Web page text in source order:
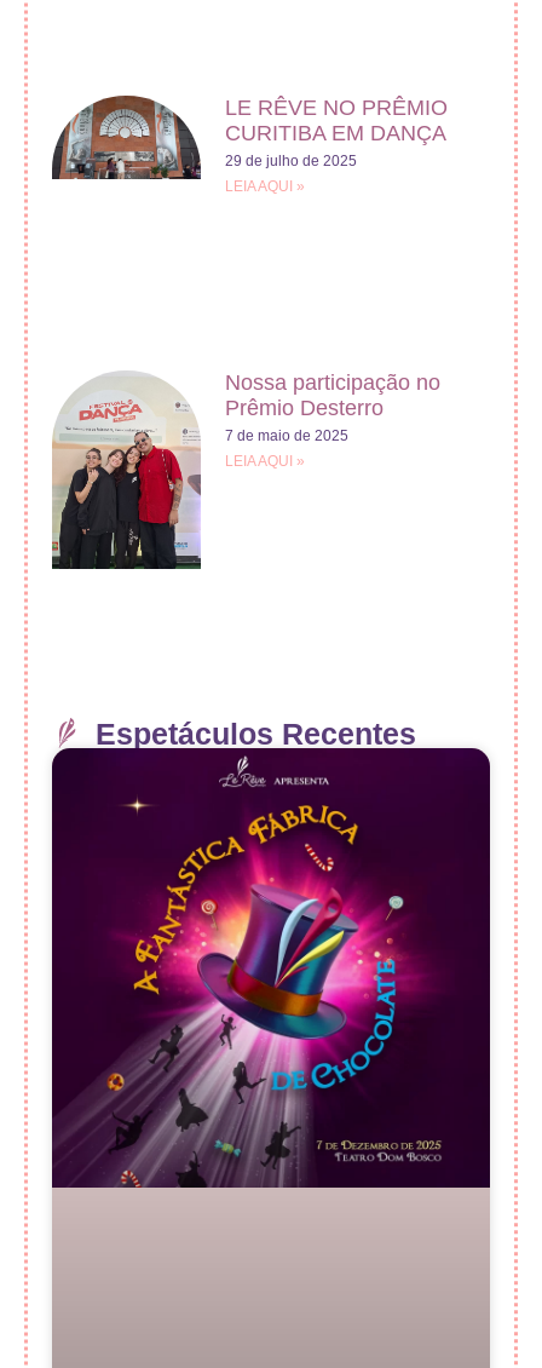
LE RÊVE NO PRÊMIO
CURITIBA EM DANÇA
29 de julho de 2025
LEIA AQUI »
Nossa participação no
Prêmio Desterro
7 de maio de 2025
LEIA AQUI »
Espetáculos Recentes